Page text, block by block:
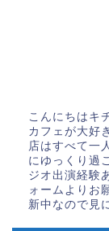
こんにちはキ
カフェが大好
店はすべて一
にゆっくり過
ジオ出演経験
ォームよりお
新中なので見